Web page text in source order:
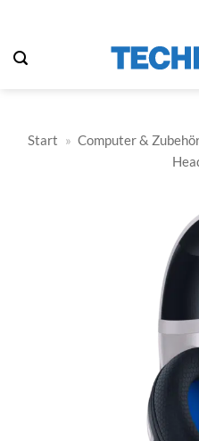
springen
Start » Computer &